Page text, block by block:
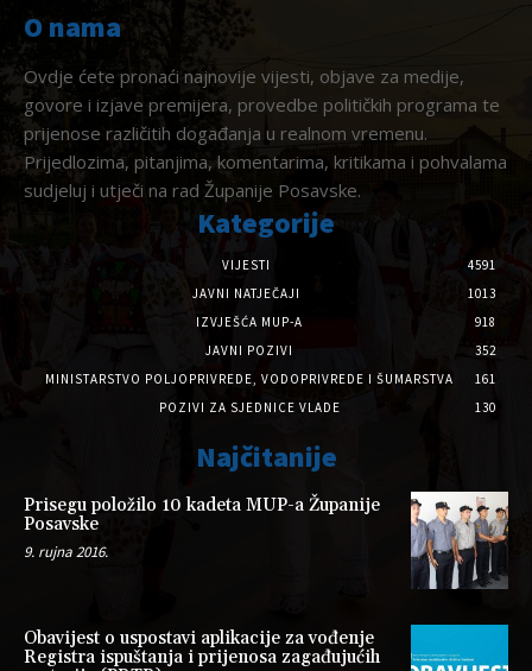
O nama
Ovdje ćete pronaći najnovije vijesti, objave za medije,
govore i izjave premijera, provedbe političkih programa te
prijenose različitih događanja u realnom vremenu.
Prijedlozima, pitanjima, komentarima, kritikama i pohvalama
sudjeluj i utječi na rad Županije Posavske.
Kategorije
VIJESTI
4591
JAVNI NATJEČAJI
1013
IZVJEŠĆA MUP-A
918
JAVNI POZIVI
352
MINISTARSTVO POLJOPRIVREDE, VODOPRIVREDE I ŠUMARSTVA
161
POZIVI ZA SJEDNICE VLADE
130
Najčitanije
Prisegu položilo 10 kadeta MUP-a Županije
Posavske
9. rujna 2016.
Obavijest o uspostavi aplikacije za vođenje
Registra ispuštanja i prijenosa zagađujućih